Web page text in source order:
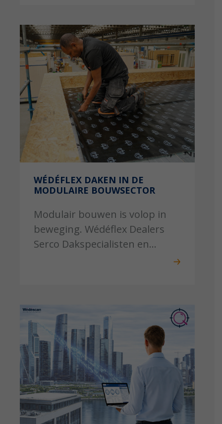
WÉDÉFLEX DAKEN IN DE
MODULAIRE BOUWSECTOR
Modulair bouwen is volop in
beweging. Wédéflex Dealers
Serco Dakspecialisten en...